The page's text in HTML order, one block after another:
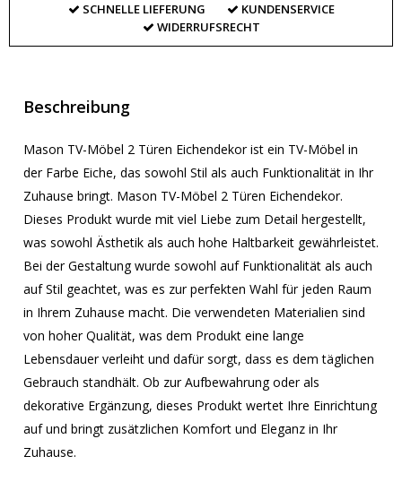
SCHNELLE LIEFERUNG
KUNDENSERVICE
WIDERRUFSRECHT
Beschreibung
Mason TV-Möbel 2 Türen Eichendekor ist ein TV-Möbel in
der Farbe Eiche, das sowohl Stil als auch Funktionalität in Ihr
Zuhause bringt. Mason TV-Möbel 2 Türen Eichendekor.
Dieses Produkt wurde mit viel Liebe zum Detail hergestellt,
was sowohl Ästhetik als auch hohe Haltbarkeit gewährleistet.
Bei der Gestaltung wurde sowohl auf Funktionalität als auch
auf Stil geachtet, was es zur perfekten Wahl für jeden Raum
in Ihrem Zuhause macht. Die verwendeten Materialien sind
von hoher Qualität, was dem Produkt eine lange
Lebensdauer verleiht und dafür sorgt, dass es dem täglichen
Gebrauch standhält. Ob zur Aufbewahrung oder als
dekorative Ergänzung, dieses Produkt wertet Ihre Einrichtung
auf und bringt zusätzlichen Komfort und Eleganz in Ihr
Zuhause.